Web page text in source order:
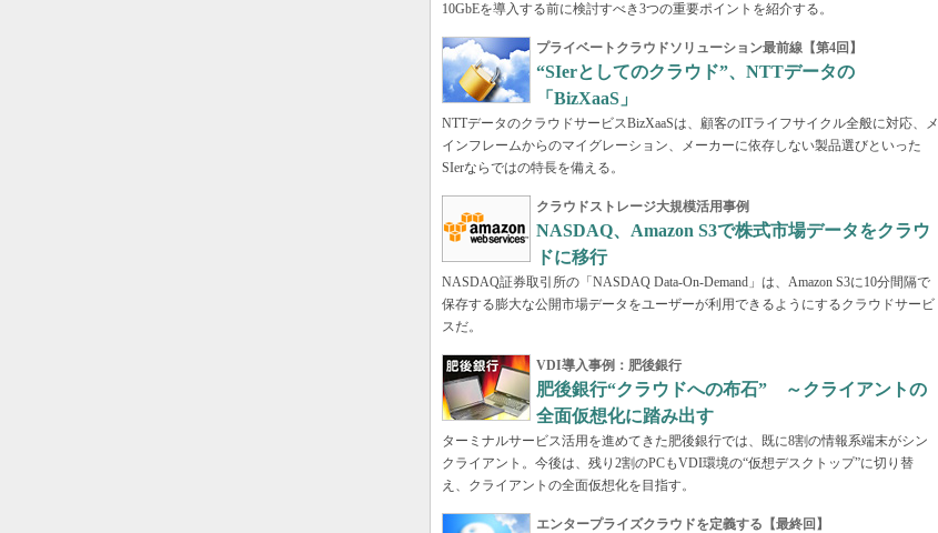
10GbEを導入する前に検討すべき3つの重要ポイントを紹介する。
プライベートクラウドソリューション最前線【第4回】
“SIerとしてのクラウド”、NTTデータの
「BizXaaS」
NTTデータのクラウドサービスBizXaaSは、顧客のITライフサイクル全般に対応、メ
インフレームからのマイグレーション、メーカーに依存しない製品選びといった
SIerならではの特長を備える。
クラウドストレージ大規模活用事例
NASDAQ、Amazon S3で株式市場データをクラウ
ドに移行
NASDAQ証券取引所の「NASDAQ Data-On-Demand」は、Amazon S3に10分間隔で
保存する膨大な公開市場データをユーザーが利用できるようにするクラウドサービ
スだ。
VDI導入事例：肥後銀行
肥後銀行“クラウドへの布石” ～クライアントの
全面仮想化に踏み出す
ターミナルサービス活用を進めてきた肥後銀行では、既に8割の情報系端末がシン
クライアント。今後は、残り2割のPCもVDI環境の“仮想デスクトップ”に切り替
え、クライアントの全面仮想化を目指す。
エンタープライズクラウドを定義する【最終回】